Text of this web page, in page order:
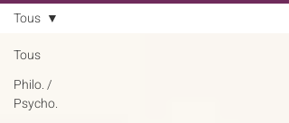
Tous
Philo. /
Psycho.
Tous